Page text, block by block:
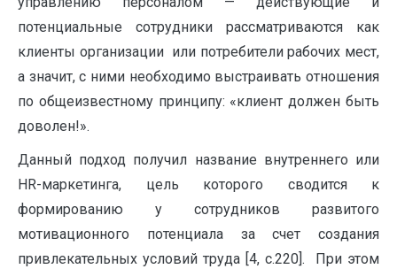
потенциальные сотрудники рассматриваются как
клиенты организации или потребители рабочих мест,
а значит, с ними необходимо выстраивать отношения
по общеизвестному принципу: «клиент должен быть
доволен!».
Данный подход получил название внутреннего или
HR-маркетинга, цель которого сводится к
формированию у сотрудников развитого
мотивационного потенциала за счет создания
привлекательных условий труда [4, с.220]. При этом